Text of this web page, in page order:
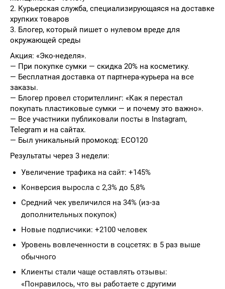
2. Курьерская служба, специализирующаяся на доставке
хрупких товаров
3. Блогер, который пишет о нулевом вреде для
окружающей среды
Акция: «Эко-неделя».
— При покупке сумки — скидка 20% на косметику.
— Бесплатная доставка от партнера-курьера на все
заказы.
— Блогер провел сторителлинг: «Как я перестал
покупать пластиковые сумки — и почему это важно».
— Все участники публиковали посты в Instagram,
Telegram и на сайтах.
— Был уникальный промокод: ECO120
Результаты через 3 недели:
Увеличение трафика на сайт: +145%
Конверсия выросла с 2,3% до 5,8%
Средний чек увеличился на 34% (из-за
дополнительных покупок)
Новые подписчики: +2100 человек
Уровень вовлеченности в соцсетях: в 5 раз выше
обычного
Клиенты стали чаще оставлять отзывы:
«Понравилось, что вы работаете с другими